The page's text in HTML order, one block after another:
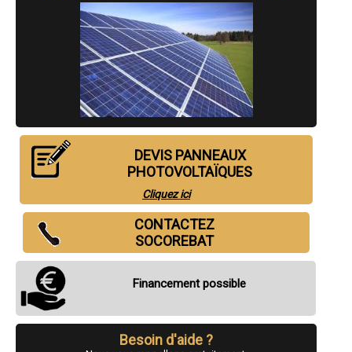
- Installateur de panneaux solaire ( photovoltaïques ) fourniture et
pose à Roissy-en-Brie
- Installateur de panneaux solaire ( photovoltaïques ) fourniture et
- Installateur de panneaux solaire ( photovoltaïques ) fourniture et
pose à Combs-la-Ville
- Installateur de panneaux solaire ( photovoltaïques ) fourniture et
pose à Bussy-Saint-Georges
- Installateur de panneaux solaire ( photovoltaïques ) fourniture et
pose à Le Mée-sur-Seine
- Installateur de panneaux solaire ( photovoltaïques ) fourniture et
- Installateur de panneaux solaire ( photovoltaïques ) fourniture et
pose à Lagny-sur-Marne
- Installateur de panneaux solaire ( photovoltaïques ) fourniture et
pose à Dammarie-les-Lys
- Installateur de panneaux solaire ( photovoltaïques ) fourniture et
pose à Mitry-Mory
- Installateur de panneaux solaire ( photovoltaïques ) fourniture et
pose à Moissy-Cramayel
- Installateur de panneaux solaire ( photovoltaïques ) fourniture et
pose à Montereau-Fault-Yonne
pose à Brie-Comte-Robert
- Installateur de panneaux solaire ( photovoltaïques ) fourniture et
pose à Noisiel
- Installateur de panneaux solaire ( photovoltaïques ) fourniture et
pose à Fontainebleau
- Installateur de panneaux solaire ( photovoltaïques ) fourniture et
- Installateur de panneaux solaire ( photovoltaïques ) fourniture et
DEVIS PANNEAUX
PHOTOVOLTAÏQUES
Cliquez ici
CONTACTEZ
SOCOREBAT
Financement possible
Besoin d'aide ?